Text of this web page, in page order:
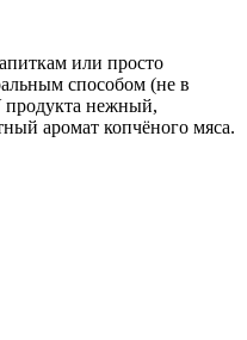
или просто
способом (не в
продукта нежный,
аромат копчёного мяса.